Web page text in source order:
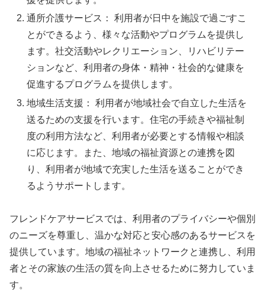
通所介護サービス： 利用者が日中を施設で過ごすこ
とができるよう、様々な活動やプログラムを提供し
ます。社交活動やレクリエーション、リハビリテー
ションなど、利用者の身体・精神・社会的な健康を
促進するプログラムを提供します。
地域生活支援： 利用者が地域社会で自立した生活を
送るための支援を行います。住宅の手続きや福祉制
度の利用方法など、利用者が必要とする情報や相談
に応じます。また、地域の福祉資源との連携を図
り、利用者が地域で充実した生活を送ることができ
るようサポートします。
フレンドケアサービスでは、利用者のプライバシーや個別
のニーズを尊重し、温かな対応と安心感のあるサービスを
提供しています。地域の福祉ネットワークと連携し、利用
者とその家族の生活の質を向上させるために努力していま
す。